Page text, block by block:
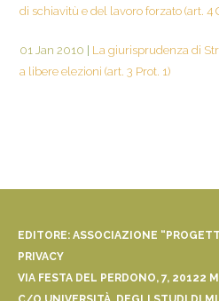
di schiavitù e del lavoro forzato (art. 4
01 Jan 2010
La giurisprudenza di
a libere elezioni (art. 3 Prot. 1)
EDITORE: ASSOCIAZIONE
PRIVACY
VIA FESTA DEL PERDONO, 7, 20122